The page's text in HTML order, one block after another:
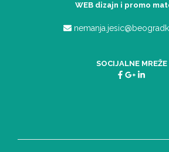
WEB dizajn i promo
SOCIJALNE MREŽE